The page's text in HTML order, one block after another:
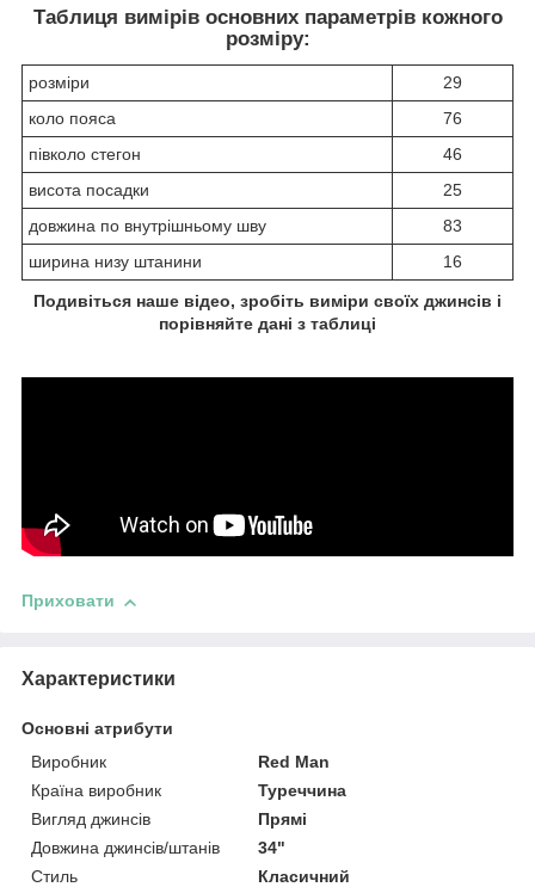
Таблиця вимірів основних параметрів кожного
розміру:
розміри
29
коло пояса
76
півколо стегон
46
висота посадки
25
довжина по внутрішньому шву
83
ширина низу штанини
16
Подивіться наше відео, зробіть виміри своїх джинсів і
порівняйте дані з таблиці
Приховати
Характеристики
Основні атрибути
Виробник
Red Man
Країна виробник
Туреччина
Вигляд джинсів
Прямі
Довжина джинсів/штанів
34"
Стиль
Класичний